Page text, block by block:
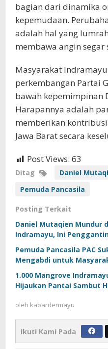
bagian dari dinamika
kepemudaan.
adalah hal yang
membawa angin segar
Masyarakat
perkembangan Partai
bawah kepemimpinan
Harapannya adalah
memberikan
Jawa Barat secara
Post Views: 63
Ditag Daniel
Pemuda Pancasila
Posting Terkait
Daniel Mutaqien Mundur
Indramayu, Ini
Pemuda Pancasila PAC
Mengabdi untuk
1.000 Mangrove
Hijaukan Pantai Sambut
oleh kabardermayu
Ikuti Kami Pada